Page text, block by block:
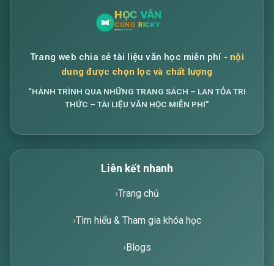
Trang web chia sẻ tài liệu văn học miễn phí - nội
dung được chọn lọc và chất lượng
“HÀNH TRÌNH QUA NHỮNG TRANG SÁCH – LAN TỎA TRI
THỨC – TÀI LIỆU VĂN HỌC MIỄN PHÍ”
Liên kết nhanh
Trang chủ
Tìm hiểu & Tham gia khóa học
Blogs